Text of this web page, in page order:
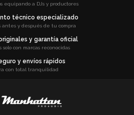
equipando a DJs y productores
técnico especializado
antes y después de tu compra
y garantía oficial
solo con marcas reconocidas
y envíos rápidos
con total tranquilidad